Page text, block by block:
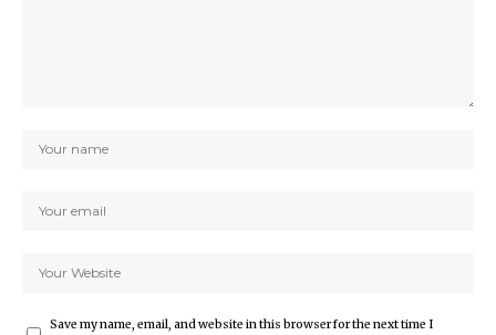
Save my name, email, and website in this browser for the next time I